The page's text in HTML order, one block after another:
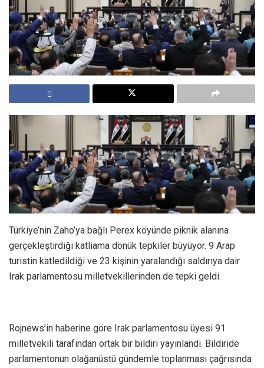
Türkiye’nin Zaho’ya bağlı Perex köyünde piknik alanına
gerçekleştirdiği katliama dönük tepkiler büyüyor. 9 Arap
turistin katledildiği ve 23 kişinin yaralandığı saldırıya dair
Irak parlamentosu milletvekillerinden de tepki geldi.
Rojnews’in haberine göre Irak parlamentosu üyesi 91
milletvekili tarafından ortak bir bildiri yayınlandı. Bildiride
parlamentonun olağanüstü gündemle toplanması çağrısında